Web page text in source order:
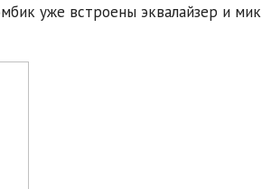
уже встроены эквалайзер и